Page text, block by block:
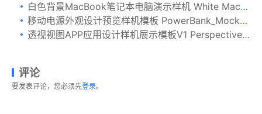
白色背景MacBook笔记本电脑演示样机 White MacBook Mockup
移动电源外观设计预览样机模板 PowerBank_Mockup
透视视图APP应用设计样机展示模板V1 Perspective App Mockup 1.0
评论
要发表评论，您必须先登录。